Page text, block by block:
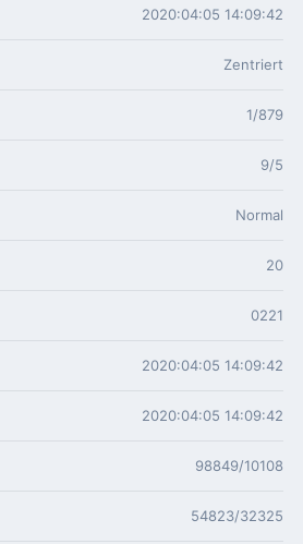
2020:04:05 14:09:42
Zentriert
1/879
9/5
Normal
20
0221
2020:04:05 14:09:42
2020:04:05 14:09:42
98849/10108
54823/32325